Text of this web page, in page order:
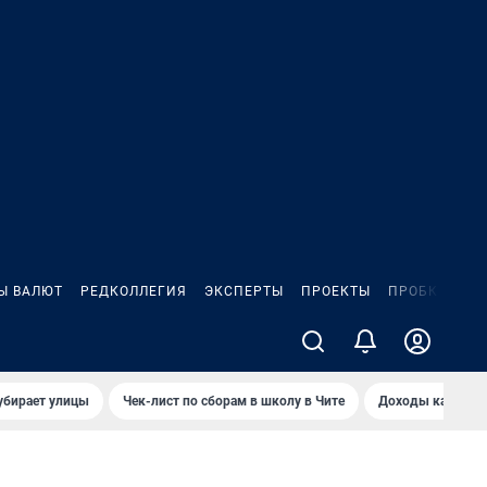
ВАЛЮТ РЕДКОЛЛЕГИЯ ЭКСПЕРТЫ ПРОЕКТЫ ПРОБКИ
улицы Чек-лист по сборам в школу в Чите Доходы